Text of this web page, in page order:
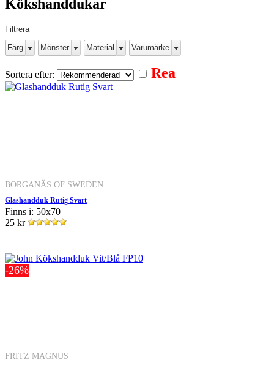
Kökshanddukar
Filtrera
Färg
Mönster Material Varumärke
Sortera efter: Rea
BORGANÄS OF SWEDEN
Glashandduk Rutig Svart
Finns i: 50x70
25 kr
-26%
FRITZ MAGNUS